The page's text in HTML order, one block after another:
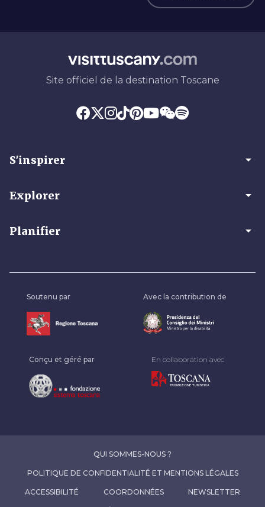
Site officiel de la destination Toscane
S'inspirer arrow_drop_down
Explorer arrow_drop_down
Planifier arrow_drop_down
Soutenu par Avec la contribution de
Conçu et géré par En collaboration avec
QUI SOMMES-NOUS ?
POLITIQUE DE CONFIDENTIALITÉ ET MENTIONS LÉGALES
ACCESSIBILITÉ COORDONNÉES NEWSLETTER